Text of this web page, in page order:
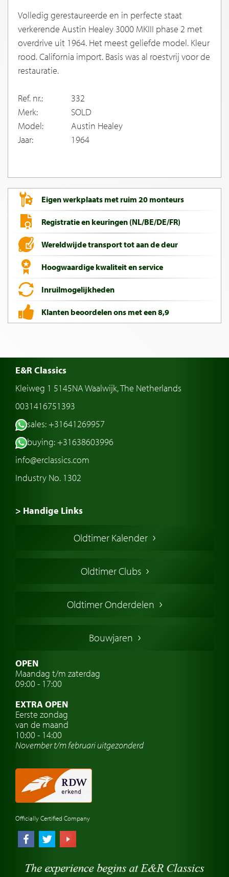
Volledig gerestaureerde en in perfecte staat
verkerende Austin Healey 3000 MKIII phase 2 met
overdrive uit 1964. Het meest geliefde model. Kleur
rood. California import. Basis was al roestvrij voor de
restauratie.
Ref. nr.:
332
Merk:
SOLD
Model:
Austin Healey
Jaar:
1964
Eigen werkplaats met ruim 20 monteurs
Registratie en keuringen (NL/BE/DE/FR)
Wereldwijde transport tot aan de deur
Hoogwaardige kwaliteit en service
Inruilmogelijkheden
Klanten beoordelen ons met een 8,9
E&R Classics
Kleiweg 1 5145NA Waalwijk, The Netherlands
0031416751393
sales: +31641269957
buying: +31638603996
info@erclassics.com
Industry No. 1302
> Handige Links
Amerikaanse oldtimers
Franse oldtimers
Zweedse oldtimers
Oldtimer verzekering
Oldtimer reizen
Oldtimerwerkplaats
Automerk horloges
Classic cars Nederland
Oldtimer Kalender
Oldtimer Clubs
Oldtimer Onderdelen
Bouwjaren
OPEN
Maandag t/m zaterdag
09:00 - 17:00
EXTRA OPEN
Eerste zondag
van de maand
10:00 - 14:00
November t/m februariuitgezonderd
Officially Certified Company